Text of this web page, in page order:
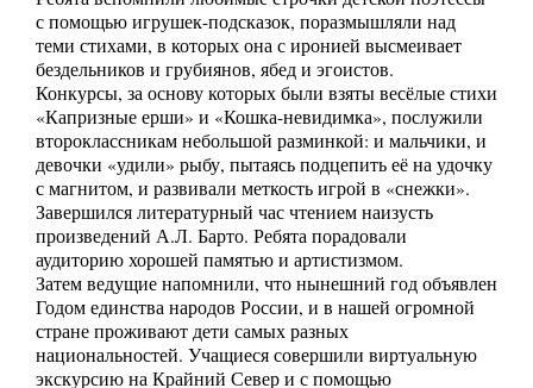
с помощью игрушек-подсказок, поразмышляли над
теми стихами, в которых она с иронией высмеивает
бездельников и грубиянов, ябед и эгоистов.
Конкурсы, за основу которых были взяты весёлые стихи
«Капризные ерши» и «Кошка-невидимка», послужили
второклассникам небольшой разминкой: и мальчики, и
девочки «удили» рыбу, пытаясь подцепить её на удочку
с магнитом, и развивали меткость игрой в «снежки».
Завершился литературный час чтением наизусть
произведений А.Л. Барто. Ребята порадовали
аудиторию хорошей памятью и артистизмом.
Затем ведущие напомнили, что нынешний год объявлен
Годом единства народов России, и в нашей огромной
стране проживают дети самых разных
национальностей. Учащиеся совершили виртуальную
экскурсию на Крайний Север и с помощью